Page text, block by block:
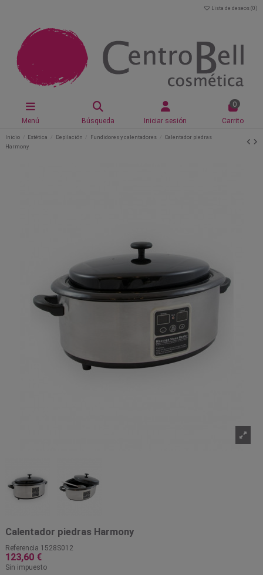
Lista de deseos (0 )
Menú Búsqueda Iniciar sesión
0
Carrito
Inicio Estética Depilación Fundidores y calentadores
Calentador piedras
Harmony
Calentador piedras Harmony
Referencia 1528S012
123,60 €
Sin impuesto